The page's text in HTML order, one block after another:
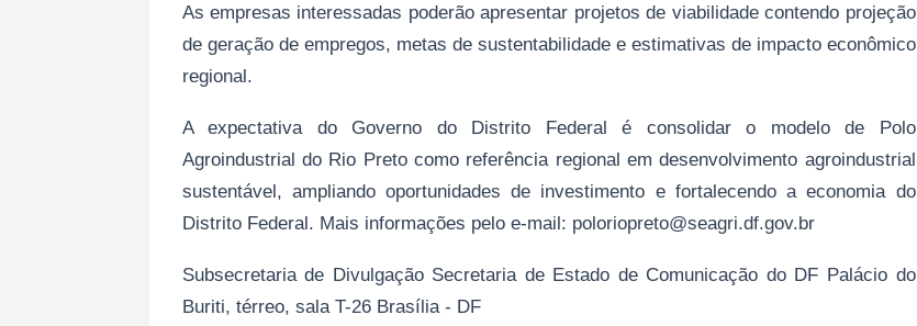
As empresas interessadas poderão apresentar projetos de viabilidade contendo projeção
de geração de empregos, metas de sustentabilidade e estimativas de impacto econômico
regional.
A expectativa do Governo do Distrito Federal é consolidar o modelo de Polo
Agroindustrial do Rio Preto como referência regional em desenvolvimento agroindustrial
sustentável, ampliando oportunidades de investimento e fortalecendo a economia do
Distrito Federal. Mais informações pelo e-mail: poloriopreto@seagri.df.gov.br
Subsecretaria de Divulgação Secretaria de Estado de Comunicação do DF Palácio do
Buriti, térreo, sala T-26 Brasília - DF